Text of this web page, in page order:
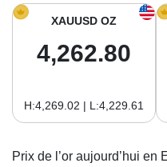
Prix de l’or aujourd’hui
XAUUSD OZ
4,262.80
H:4,269.02 | L:4,229.61
Prix de l’or aujourd’hui en